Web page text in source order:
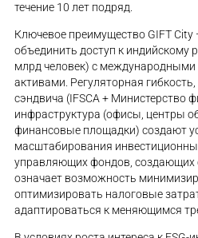
течение 10 лет подряд.
Ключевое преимущество GIFT City
объединить доступ к индийскому
млрд человек) с международными
активами. Регуляторная
сэндвича (IFSCA + Министерство
инфраструктура (офисы, центры
финансовые площадки) создают
масштабирования
управляющих фондов, создающих
означает возможность
оптимизировать налоговые
адаптироваться к меняющимся